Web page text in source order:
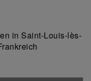
in Saint-Louis-lès-